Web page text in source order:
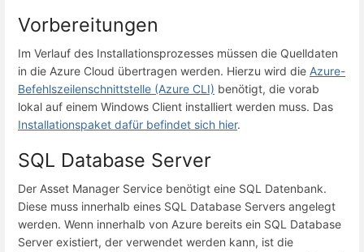
Vorbereitungen
Im Verlauf des Installationsprozesses müssen die Quelldaten
in die Azure Cloud übertragen werden. Hierzu wird die Azure-
Befehlszeilenschnittstelle (Azure CLI) benötigt, die vorab
lokal auf einem Windows Client installiert werden muss. Das
Installationspaket dafür befindet sich hier.
SQL Database Server
Der Asset Manager Service benötigt eine SQL Datenbank.
Diese muss innerhalb eines SQL Database Servers angelegt
werden. Wenn innerhalb von Azure bereits ein SQL Database
Server existiert, der verwendet werden kann, ist die